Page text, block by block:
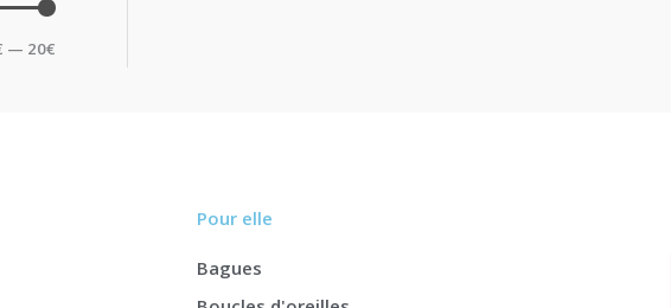
— 20€
Pour elle
Bagues